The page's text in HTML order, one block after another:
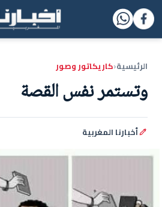
الرئيسية‹كاريكاتور وصور
وتستمر نفس القصة
أخبارنا المغربية